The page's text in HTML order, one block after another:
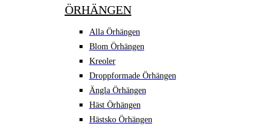
ÖRHÄNGEN
Alla Örhängen
Blom Örhängen
Kreoler
Droppformade Örhängen
Ängla Örhängen
Häst Örhängen
Hästsko Örhängen